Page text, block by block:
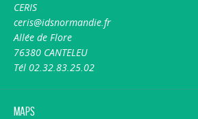
CERIS
ceris@idsnormandie.fr
Allée de Flore
76380 CANTELEU
Tél 02.32.83.25.02
Maps